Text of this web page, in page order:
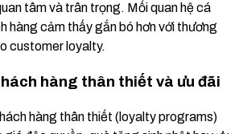
tâm và trân trọng. Mối quan hệ cá
hàng cảm thấy gắn bó hơn với thương
customer loyalty.
hàng thân thiết và ưu đãi
hàng thân thiết (loyalty programs)